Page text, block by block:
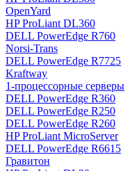
OpenYard
HP ProLiant DL360
DELL PowerEdge R760
Norsi-Trans
DELL PowerEdge R7725
Kraftway
1-процессорные серверы
DELL PowerEdge R360
DELL PowerEdge R250
DELL PowerEdge R260
HP ProLiant MicroServer
DELL PowerEdge R6615
Гравитон